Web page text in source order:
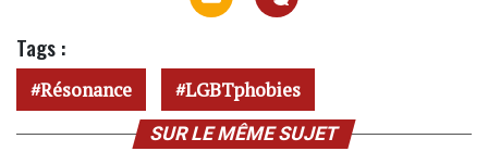
Tags :
Résonance LGBTphobies
SUR LE MÊME SUJET